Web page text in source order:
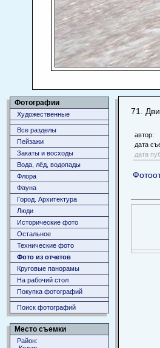
Фотографии
Художественные
Все разделы
Пейзажи
Закаты и восходы
Вода, лёд, водопады
Флора
Фауна
Город. Архитектура
Люди
Исторические фото
Остальное
Технические фото
Фото из отчетов
Круговые панорамы
На рабочий стол
Покупка фотографий
Поиск фотографий
Место съемки
Район:
71.
автор:
дата
дата